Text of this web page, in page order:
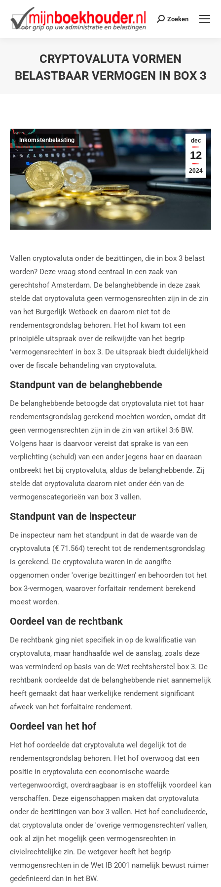
Zoeken
CRYPTOVALUTA VORMEN
BELASTBAAR VERMOGEN IN BOX 3
dec
12
2024
Inkomstenbelasting
Vallen cryptovaluta onder de bezittingen, die in box 3 belast
worden? Deze vraag stond centraal in een zaak van
gerechtshof Amsterdam. De belanghebbende in deze zaak
stelde dat cryptovaluta geen vermogensrechten zijn in de zin
van het Burgerlijk Wetboek en daarom niet tot de
rendementsgrondslag behoren. Het hof kwam tot een
principiële uitspraak over de reikwijdte van het begrip
'vermogensrechten' in box 3. De uitspraak biedt duidelijkheid
over de fiscale behandeling van cryptovaluta.
Standpunt van de belanghebbende
De belanghebbende betoogde dat cryptovaluta niet tot haar
rendementsgrondslag gerekend mochten worden, omdat dit
geen vermogensrechten zijn in de zin van artikel 3:6 BW.
Volgens haar is daarvoor vereist dat sprake is van een
verplichting (schuld) van een ander jegens haar en daaraan
ontbreekt het bij cryptovaluta, aldus de belanghebbende. Zij
stelde dat cryptovaluta daarom niet onder één van de
vermogenscategorieën van box 3 vallen.
Standpunt van de inspecteur
De inspecteur nam het standpunt in dat de waarde van de
cryptovaluta (€ 71.564) terecht tot de rendementsgrondslag
is gerekend. De cryptovaluta waren in de aangifte
opgenomen onder 'overige bezittingen' en behoorden tot het
box 3-vermogen, waarover forfaitair rendement berekend
moest worden.
Oordeel van de rechtbank
De rechtbank ging niet specifiek in op de kwalificatie van
cryptovaluta, maar handhaafde wel de aanslag, zoals deze
was verminderd op basis van de Wet rechtsherstel box 3. De
rechtbank oordeelde dat de belanghebbende niet aannemelijk
heeft gemaakt dat haar werkelijke rendement significant
afweek van het forfaitaire rendement.
Oordeel van het hof
Het hof oordeelde dat cryptovaluta wel degelijk tot de
rendementsgrondslag behoren. Het hof overwoog dat een
positie in cryptovaluta een economische waarde
vertegenwoordigt, overdraagbaar is en stoffelijk voordeel kan
verschaffen. Deze eigenschappen maken dat cryptovaluta
onder de bezittingen van box 3 vallen. Het hof concludeerde,
dat cryptovaluta onder de 'overige vermogensrechten' vallen,
ook al zijn het mogelijk geen vermogensrechten in
civielrechtelijke zin. De wetgever heeft het begrip
vermogensrechten in de Wet IB 2001 namelijk bewust ruimer
gedefinieerd dan in het BW.